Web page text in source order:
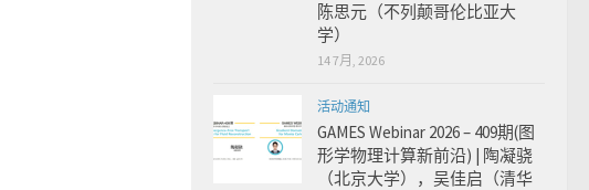
陈思元（不列颠哥伦比亚大
学）
14 7月, 2026
活动通知
GAMES Webinar 2026 – 409期(图
形学物理计算新前沿) | 陶凝骁
（北京大学），吴佳启（清华